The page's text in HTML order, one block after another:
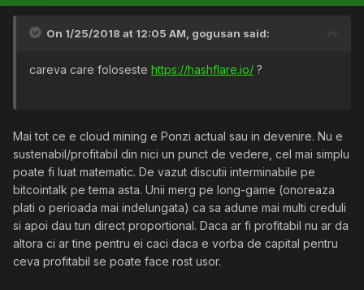
On 1/25/2018 at 12:05 AM, gogusan said:
careva care foloseste https://hashflare.io/ ?
Mai tot ce e cloud mining e Ponzi actual sau in devenire. Nu e
sustenabil/profitabil din nici un punct de vedere, cel mai simplu
poate fi luat matematic. De vazut discutii interminabile pe
bitcointalk pe tema asta. Unii merg pe long-game (onoreaza
plati o perioada mai indelungata) ca sa adune mai multi creduli
si apoi dau tun direct proportional. Daca ar fi profitabil nu ar da
altora ci ar tine pentru ei caci daca e vorba de capital pentru
ceva profitabil se poate face rost usor.